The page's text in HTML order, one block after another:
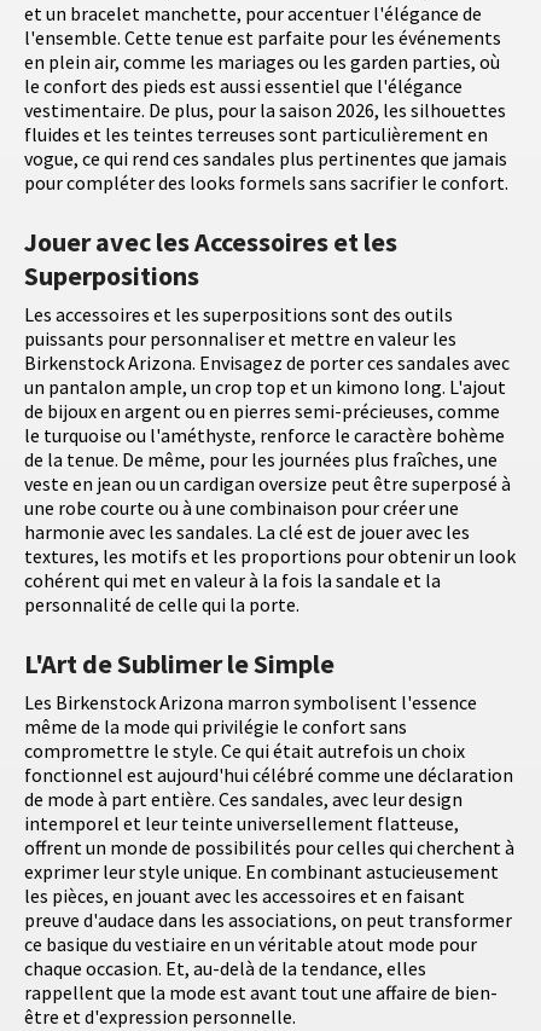
et un bracelet manchette, pour accentuer l'élégance de
l'ensemble. Cette tenue est parfaite pour les événements
en plein air, comme les mariages ou les garden parties, où
le confort des pieds est aussi essentiel que l'élégance
vestimentaire. De plus, pour la saison 2026, les silhouettes
fluides et les teintes terreuses sont particulièrement en
vogue, ce qui rend ces sandales plus pertinentes que jamais
pour compléter des looks formels sans sacrifier le confort.
Jouer avec les Accessoires et les
Superpositions
Les accessoires et les superpositions sont des outils
puissants pour personnaliser et mettre en valeur les
Birkenstock Arizona. Envisagez de porter ces sandales avec
un pantalon ample, un crop top et un kimono long. L'ajout
de bijoux en argent ou en pierres semi-précieuses, comme
le turquoise ou l'améthyste, renforce le caractère bohème
de la tenue. De même, pour les journées plus fraîches, une
veste en jean ou un cardigan oversize peut être superposé à
une robe courte ou à une combinaison pour créer une
harmonie avec les sandales. La clé est de jouer avec les
textures, les motifs et les proportions pour obtenir un look
cohérent qui met en valeur à la fois la sandale et la
personnalité de celle qui la porte.
L'Art de Sublimer le Simple
Les Birkenstock Arizona marron symbolisent l'essence
même de la mode qui privilégie le confort sans
compromettre le style. Ce qui était autrefois un choix
fonctionnel est aujourd'hui célébré comme une déclaration
de mode à part entière. Ces sandales, avec leur design
intemporel et leur teinte universellement flatteuse,
offrent un monde de possibilités pour celles qui cherchent à
exprimer leur style unique. En combinant astucieusement
les pièces, en jouant avec les accessoires et en faisant
preuve d'audace dans les associations, on peut transformer
ce basique du vestiaire en un véritable atout mode pour
chaque occasion. Et, au-delà de la tendance, elles
rappellent que la mode est avant tout une affaire de bien-
être et d'expression personnelle.